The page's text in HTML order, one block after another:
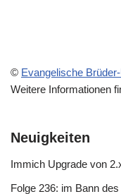
© Evangelische
Weitere Informationen
Neuigkeiten
Immich Upgrade von
Folge 236: im Bann